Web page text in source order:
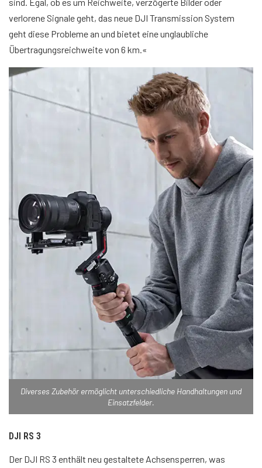
verlorene Signale geht, das neue DJI Transmission System
geht diese Probleme an und bietet eine unglaubliche
Übertragungsreichweite von 6 km.«
Diverses Zubehör ermöglicht unterschiedliche Handhaltungen und
Einsatzfelder.
DJI RS 3
Der DJI RS 3 enthält neu gestaltete Achsensperren, was